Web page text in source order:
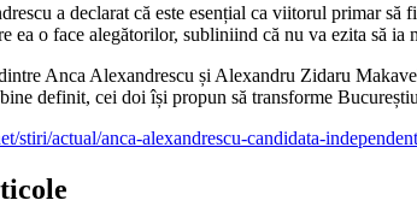
a declarat că este esențial ca viitorul primar să
ea o face alegătorilor, subliniind că nu va ezita să
Anca Alexandrescu și Alexandru Zidaru
definit, cei doi își propun să transforme
stiri/actual/anca-alexandrescu-candidata-